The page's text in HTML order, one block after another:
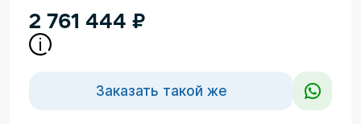
2 761 444 ₽
Заказать такой же